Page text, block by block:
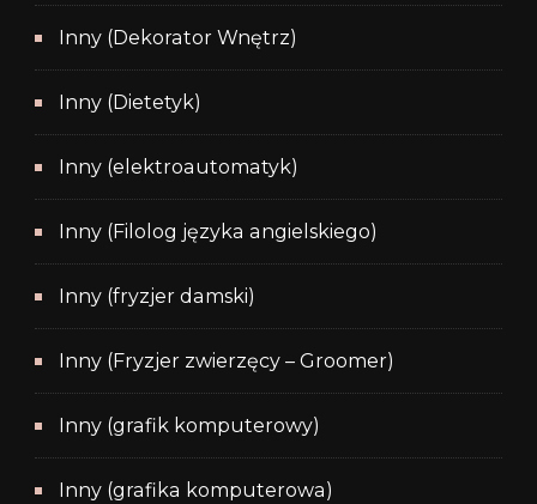
Inny (Dekorator Wnętrz)
Inny (Dietetyk)
Inny (elektroautomatyk)
Inny (Filolog języka angielskiego)
Inny (fryzjer damski)
Inny (Fryzjer zwierzęcy – Groomer)
Inny (grafik komputerowy)
Inny (grafika komputerowa)